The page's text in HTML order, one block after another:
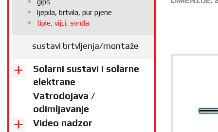
ljepila, brtvila, pur pjene
tiple, vijci, svrdla
sustavi brtvljenja/montaže
Solarni sustavi i solarne
elektrane
Vatrodojava /
odimljavanje
Video nadzor